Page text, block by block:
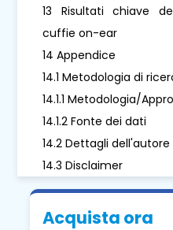
13 Risultati chiave
cuffie on-ear
14 Appendice
14.1 Metodologia di
14.1.1 Metodologia/
14.1.2 Fonte dei dati
14.2 Dettagli dell'autore
14.3 Disclaimer
Acquista ora